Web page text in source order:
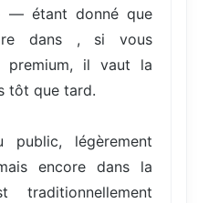
— étant donné que
dans , si vous
premium, il vaut la
tôt que tard.
légèrement
encore dans la
traditionnellement